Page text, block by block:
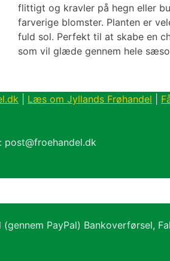
flittigt og kravler på hegn eller
farverige blomster. Planten er
fuld sol. Perfekt til at skabe en
som vil glæde gennem hele
Læs om Jyllands Frøhandel
post@froehandel.dk
PayPal) Bankoverførsel,